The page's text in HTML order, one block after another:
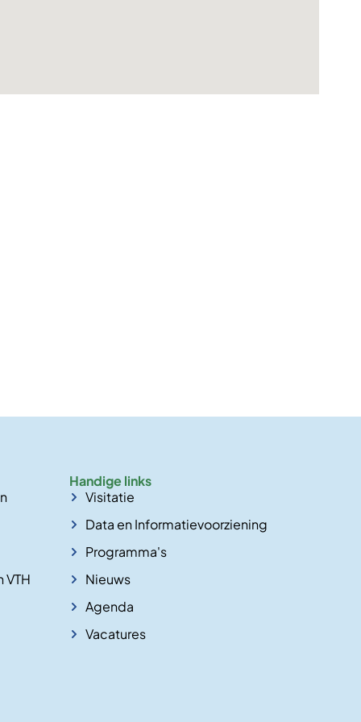
Handige links
Visitatie
Data en Informatievoorziening
Programma's
Nieuws
Agenda
Vacatures